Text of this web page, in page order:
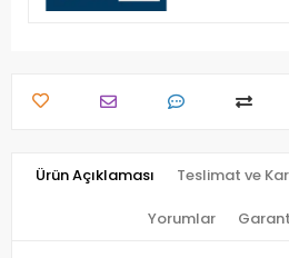
Ürün Açıklaması Teslimat ve
Yorumlar